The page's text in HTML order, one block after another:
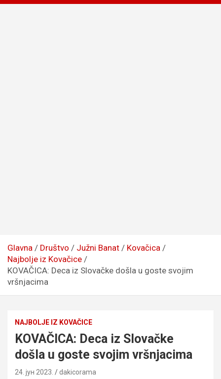
Glavna Društvo Južni Banat
Kovačica
Najbolje iz Kovačice
KOVAČICA: Deca iz Slovačke došla u goste svojim
vršnjacima
NAJBOLJE IZ KOVAČICE
KOVAČICA: Deca iz Slovačke
došla u goste svojim vršnjacima
24. јун 2023. dakicorama